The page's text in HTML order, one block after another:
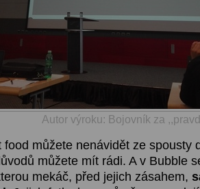
Autor výroku: Bojovník za
food můžete nenávidět ze spousty
můžete mít rádi. A v Bubble
mekáč, před jejich zásahem,